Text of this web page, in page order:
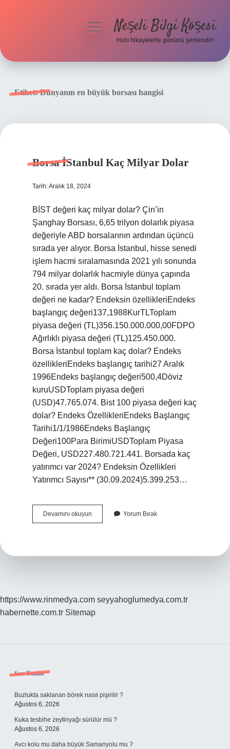
menüyüNeşeli Bilgi Köşesi
Hızlı hikayelerle gününü şenlendir!
Etiket:Dünyanın en büyük borsası hangisi
Borsa İStanbul Kaç Milyar Dolar
Tarih: Aralık 18, 2024
BİST değeri kaç milyar dolar? Çin’in
Şanghay Borsası, 6,65 trilyon dolarlık piyasa
değeriyle ABD borsalarının ardından üçüncü
sırada yer alıyor. Borsa İstanbul, hisse senedi
işlem hacmi sıralamasında 2021 yılı sonunda
794 milyar dolarlık hacmiyle dünya çapında
20. sırada yer aldı. Borsa İstanbul toplam
değeri ne kadar? Endeksin özellikleriEndeks
başlangıç ​​değeri137,1988KurTLToplam
piyasa değeri (TL)356.150.000.000,00FDPO
Ağırlıklı piyasa değeri (TL)125.450.000.
Borsa İstanbul toplam kaç dolar? Endeks
özellikleriEndeks başlangıç ​​tarihi27 Aralık
1996Endeks başlangıç ​​değeri500,4Döviz
kuruUSDToplam piyasa değeri
(USD)47.765.074. Bist 100 piyasa değeri kaç
dolar? Endeks ÖzellikleriEndeks Başlangıç ​​
Tarihi1/1/1986Endeks Başlangıç ​​
Değeri100Para BirimiUSDToplam Piyasa
Değeri, USD227.480.721.441. Borsada kaç
yatırımcı var 2024? Endeksin Özellikleri
Yatırımcı Sayısı** (30.09.2024)5.399.253…
Devamını okuyun
İStanbul
Yorum Bırak
https://www.rinmedya.com seyyahoglumedya.com.tr
habernette.com.tr Sitemap
Sidebar
Son Yazılar
Buzlukta saklanan börek nasıl pişirilir ?
Ağustos 6, 2026
Kuka tesbihe zeytinyağı sürülür mü ?
Ağustos 6, 2026
Avcı kolu mu daha büyük Samanyolu mu ?